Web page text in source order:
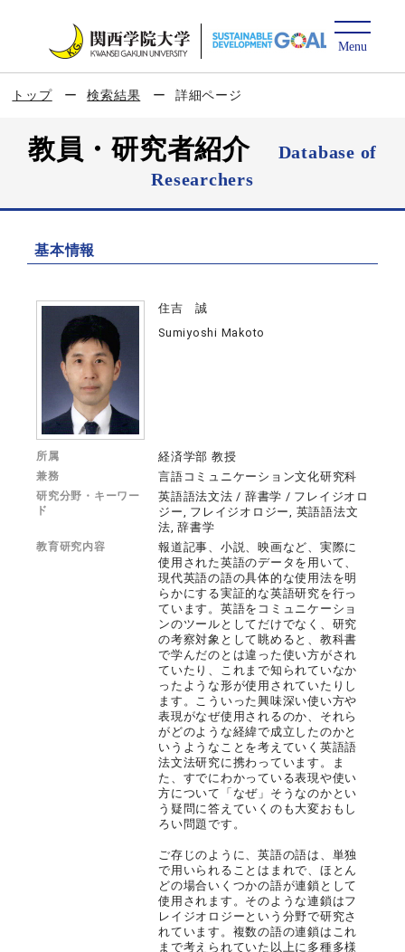
トップ 検索結果 詳細ページ
教員・研究者紹介
Database of
Researchers
基本情報
住吉 誠
Sumiyoshi Makoto
所属 経済学部 教授
兼務 言語コミュニケーション文化研究科
研究分野・キーワー
ド
英語語法文法 / 辞書学 / フレイジオロ
ジー, フレイジオロジー, 英語語法文
法, 辞書学
教育研究内容
報道記事、小説、映画など、実際に
使用された英語のデータを用いて、
現代英語の語の具体的な使用法を明
らかにする実証的な英語研究を行っ
ています。英語をコミュニケーショ
ンのツールとしてだけでなく、研究
の考察対象として眺めると、教科書
で学んだのとは違った使い方がされ
ていたり、これまで知られていなか
ったような形が使用されていたりし
ます。こういった興味深い使い方や
表現がなぜ使用されるのか、それら
がどのような経緯で成立したのかと
いうようなことを考えていく英語語
法文法研究に携わっています。ま
た、すでにわかっている表現や使い
方について「なぜ」そうなのかとい
う疑問に答えていくのも大変おもし
ろい問題です。
ご存じのように、英語の語は、単独
で用いられることはまれで、ほとん
どの場合いくつかの語が連鎖として
使用されます。そのような連鎖はフ
レイジオロジーという分野で研究さ
れています。複数の語の連鎖はこれ
まで考えられていた以上に多種多様